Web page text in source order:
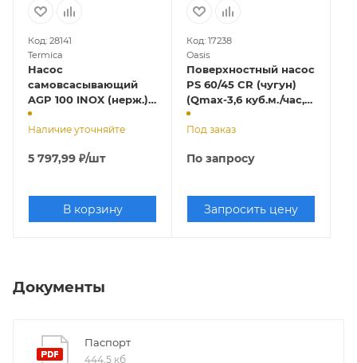
Код: 28141
Termica
Насос
самовсасывающий
AGP 100 INOX (нерж.)
(Qmax-3,2 куб.м./час,
Hmax-44 м., 1000 Вт)
Наличие уточняйте
5 797,99 ₽/шт
В корзину
Код: 17238
Oasis
Поверхностный насос
PS 60/45 CR (чугун)
(Qmax-3,6 куб.м./час,
Hmax-45 м., 1000 Вт.),
с ручкой
Под заказ
По запросу
Запросить цену
Документы
Паспорт
444,5 кб